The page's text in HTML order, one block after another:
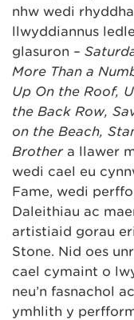
nhw wedi
llwyddiannus
glasuron –
More Than a
Up On the Roof,
the Back Row,
on the Beach,
Brothera llawer
wedi cael eu
Fame, wedi
Daleithiau ac
artistiaid gorau
Stone. Nid oes
cael cymaint o
neu’n fasnachol
ymhlith y